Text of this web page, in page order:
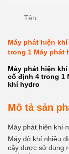
Tên:
Máy phát hiện
trong 1 Máy phát
Máy phát hiện
cố định 4 trong 1
khí hydro
Mô tả sản
Máy phát hiện khí
Máy dò khí nhiều
cậy được sử dụng